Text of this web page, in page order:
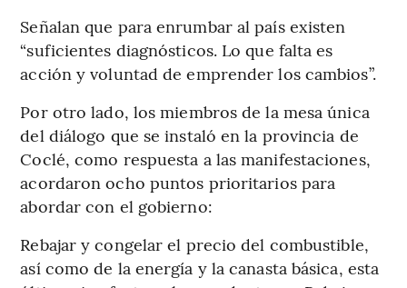
Señalan que para enrumbar al país existen
“suficientes diagnósticos. Lo que falta es
acción y voluntad de emprender los cambios”.
Por otro lado, los miembros de la mesa única
del diálogo que se instaló en la provincia de
Coclé, como respuesta a las manifestaciones,
acordaron ocho puntos prioritarios para
abordar con el gobierno:
Rebajar y congelar el precio del combustible,
así como de la energía y la canasta básica, esta